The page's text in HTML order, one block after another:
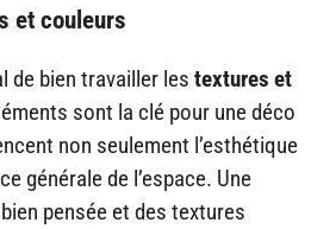
et couleurs
de bien travailler les textures et
sont la clé pour une déco
non seulement l’esthétique
générale de l’espace. Une
pensée et des textures